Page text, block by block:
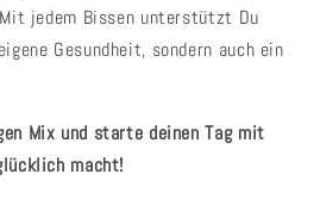
jedem Bissen unterstützt Du
Gesundheit, sondern auch ein
Mix und starte deinen Tag mit
macht!